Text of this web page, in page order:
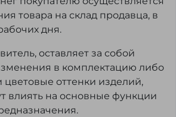
товара на склад продавца, в
дня.
оставляет за собой
в комплектацию либо
цветовые оттенки изделий,
влиять на основные функции